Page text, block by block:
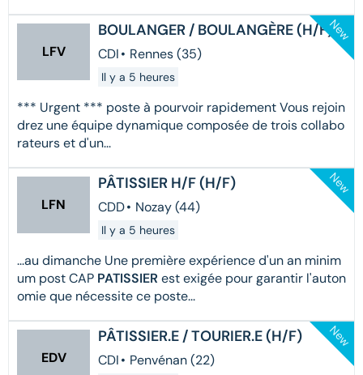
LFV
BOULANGER / BOULANGÈRE (H/F)
CDI• Rennes (35)
Il y a 5 heures
*** Urgent *** poste à pourvoir rapidement Vous rejoin
drez une équipe dynamique composée de trois collabo
rateurs et d'un...
New
LFN
PÂTISSIER H/F (H/F)
CDD• Nozay (44)
Il y a 5 heures
...au dimanche Une première expérience d'un an minim
um post CAP PATISSIER est exigée pour garantir l'auton
omie que nécessite ce poste...
New
EDV
PÂTISSIER.E / TOURIER.E (H/F)
CDI• Penvénan (22)
New